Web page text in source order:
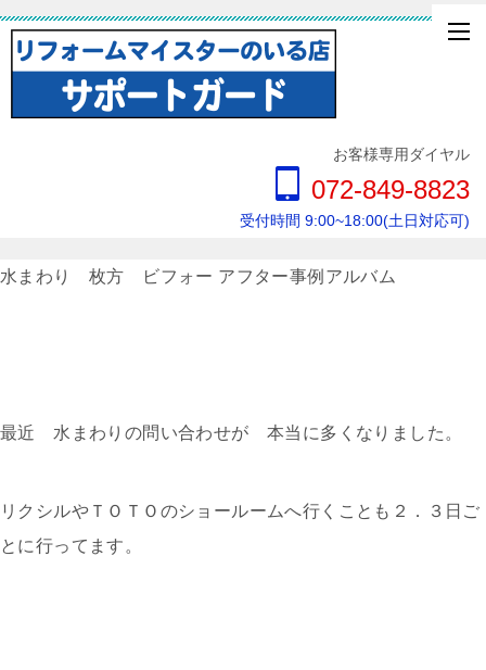
お客様専用ダイヤル
072-849-8823
受付時間 9:00~18:00(土日対応可)
水まわり 枚方 ビフォー アフター事例アルバム
最近 水まわりの問い合わせが 本当に多くなりました。
リクシルやＴＯＴＯのショールームへ行くことも２．３日ご
とに行ってます。